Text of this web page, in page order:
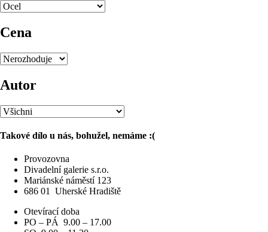
Cena
Autor
Takové dílo u nás, bohužel, nemáme :(
Provozovna
Divadelní galerie s.r.o.
Mariánské náměstí 123
686 01
Uherské Hradiště
Otevírací doba
PO – PÁ 9.00 – 17.00